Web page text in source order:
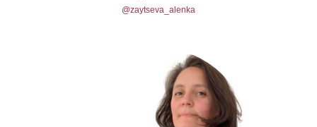
@zaytseva_alenka